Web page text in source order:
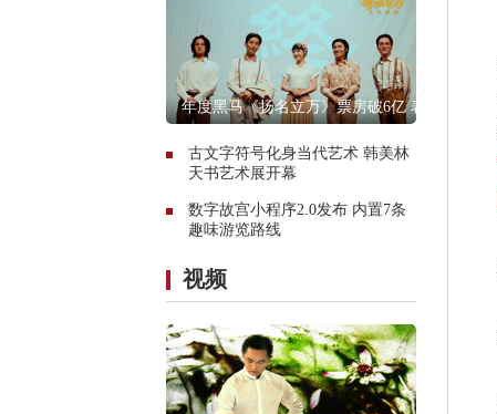
年度黑马《扬名立万》票房破6亿 表
古文字符号化身当代艺术 韩美林
天书艺术展开幕
数字故宫小程序2.0发布 内置7条
趣味游览路线
视频